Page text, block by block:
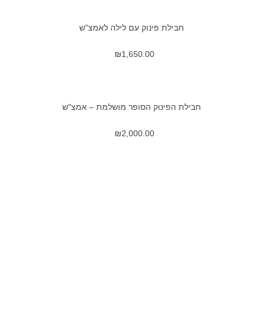
חבילת פינוק עם לילה לאמצ"ש
₪1,650.00
חבילת הפינוק הסופר מושלמת – אמצ"ש
₪2,000.00